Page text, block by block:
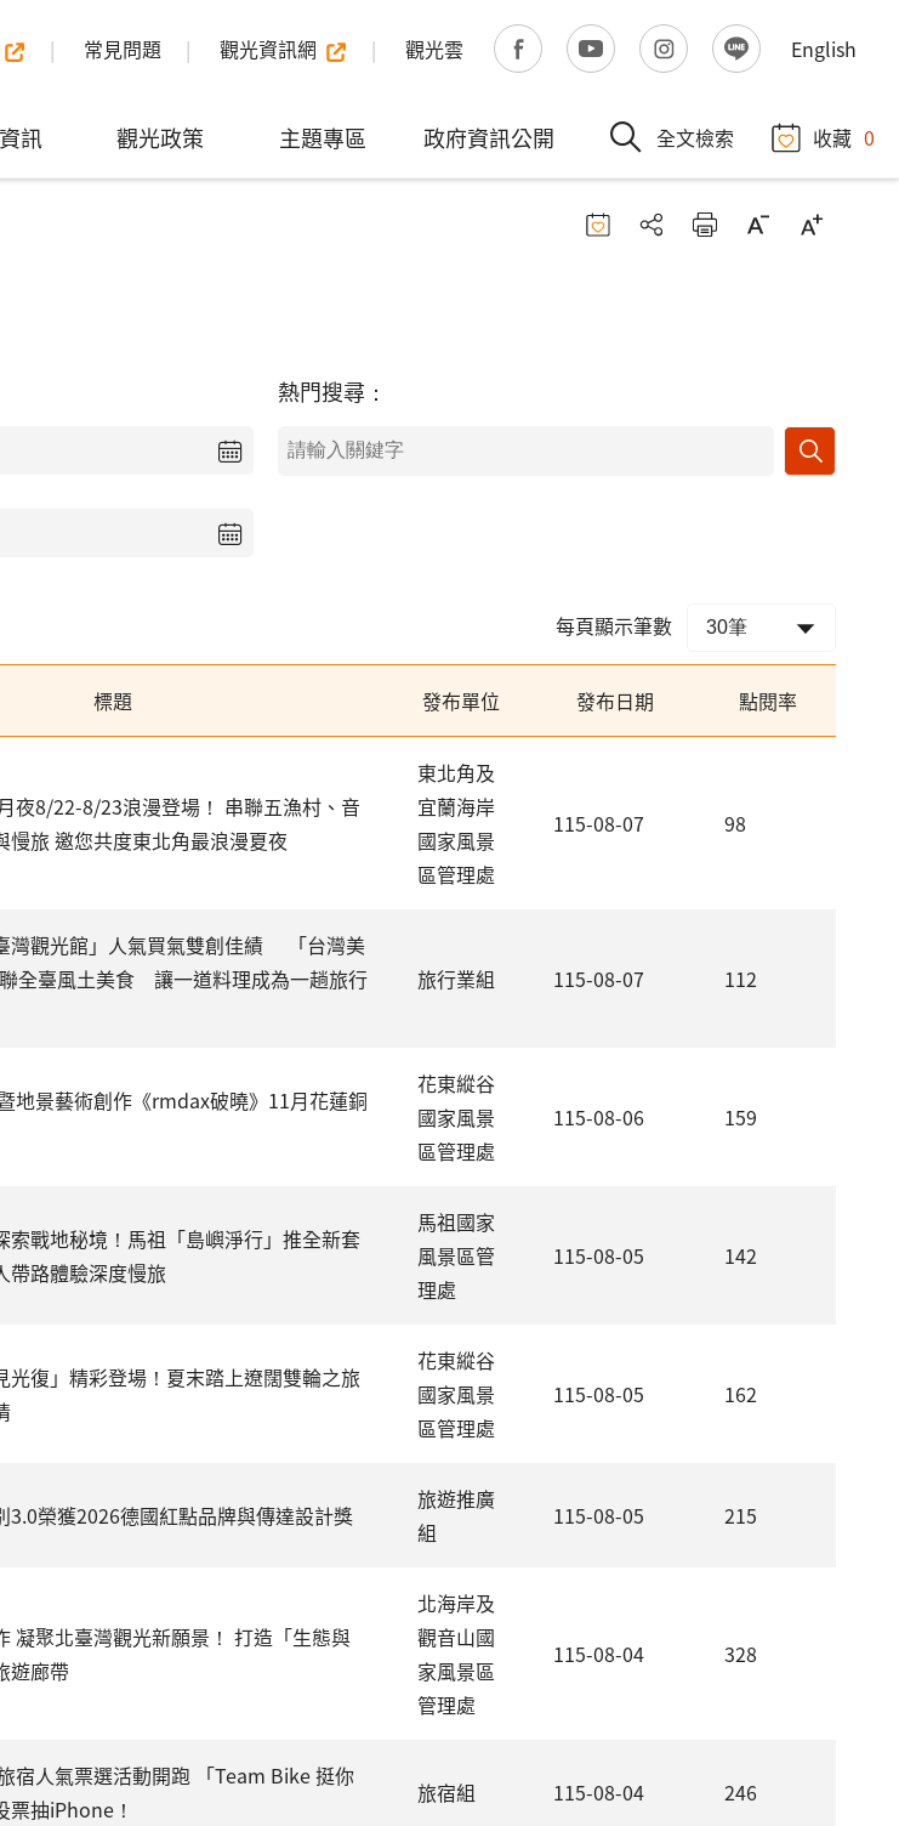
常見問題 觀光資訊網 觀光雲 English
訊 觀光政策 主題專區 政府資訊公開 全文檢索 收藏 0
熱門搜尋：
每頁顯示筆數
標題 發布單位 發布日期 點閱率
夜8/22-8/23浪漫登場！ 串聯五漁村、音
慢旅 邀您共度東北角最浪漫夏夜
東北角及
宜蘭海岸
國家風景
區管理處
115-08-07 98
灣觀光館」人氣買氣雙創佳績 「台灣美
全臺風土美食 讓一道料理成為一趟旅行
旅行業組 115-08-07 112
地景藝術創作《rmdax破曉》11月花蓮銅
花東縱谷
國家風景
區管理處
115-08-06 159
索戰地秘境！馬祖「島嶼淨行」推全新套
帶路體驗深度慢旅
馬祖國家
風景區管
理處
115-08-05 142
光復」精彩登場！夏末踏上遼闊雙輪之旅
花東縱谷
國家風景
區管理處
115-08-05 162
3.0榮獲2026德國紅點品牌與傳達設計獎
旅遊推廣
組
115-08-05 215
凝聚北臺灣觀光新願景！ 打造「生態與
遊廊帶
北海岸及
觀音山國
家風景區
管理處
115-08-04 328
宿人氣票選活動開跑 「Team Bike 挺你
票抽iPhone！
旅宿組 115-08-04 246